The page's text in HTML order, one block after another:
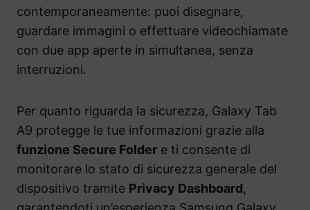
contemporaneamente: puoi disegnare,
guardare immagini o effettuare videochiamate
con due app aperte in simultanea, senza
interruzioni.
Per quanto riguarda la sicurezza, Galaxy Tab
A9 protegge le tue informazioni grazie alla
funzione Secure Folder e ti consente di
monitorare lo stato di sicurezza generale del
dispositivo tramite Privacy Dashboard,